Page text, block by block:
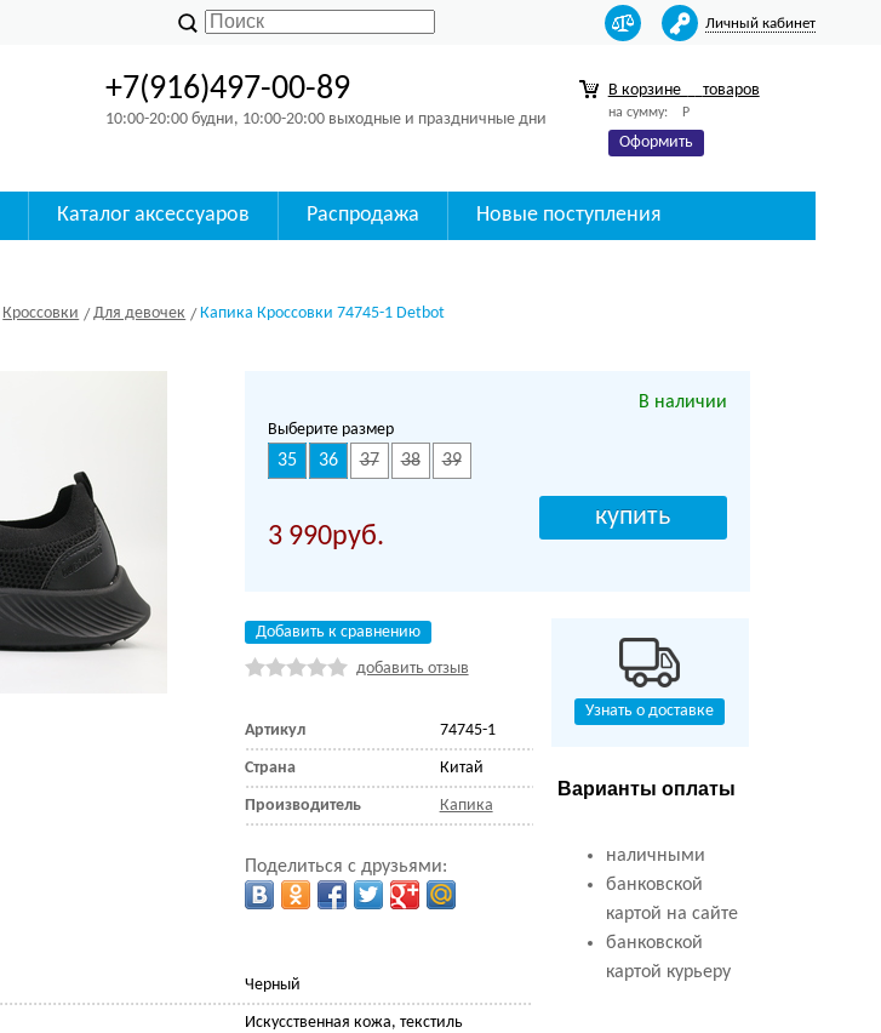
Личный кабинет
+7(916)497-00-89
10:00-20:00 будни, 10:00-20:00 выходные и праздничные дни
В корзине товаров
на сумму: Р
Оформить
Каталог аксессуаров Распродажа Новые поступления
Кроссовки Для девочек Капика Кроссовки 74745-1 Detbot
В наличии
Выберите размер
35 36 37 38 39
3 990
Добавить к сравнению
добавить отзыв
Артикул 74745-1
Страна Китай
Производитель Капика
Поделиться с друзьями:
Черный
Искусственная кожа, текстиль
Узнать о доставке
Варианты оплаты
наличными
банковской
картой на сайте
банковской
картой курьеру